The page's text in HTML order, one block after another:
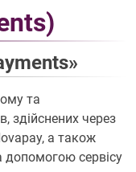
та
здійснених через
а також
допомогою сервісу